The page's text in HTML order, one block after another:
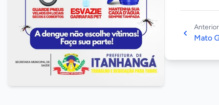
Anterior
Mato